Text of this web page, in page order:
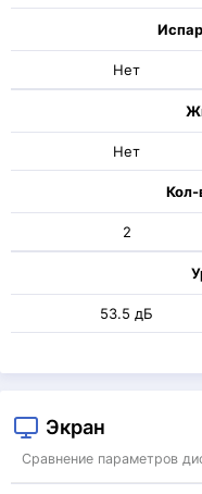
Нет
Нет
Кол-
2
53.5 дБ
Экран
Сравнение параметров